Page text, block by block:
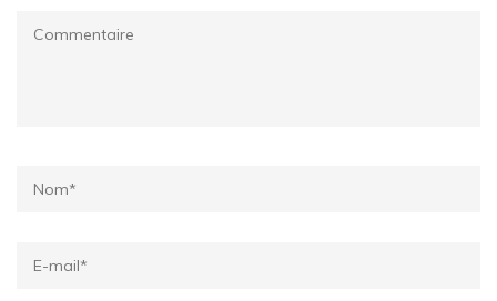
Commentaire
Name*
Email*